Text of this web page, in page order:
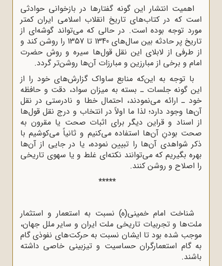
اهمیت انتشار این گونه گفتارها در بازخوانی حوادثی
است که در کتاب‌های تاریخ انقلاب اسلامی ایران کمتر
مورد توجه بوده است. در حالی که می‌تواند گوشه‌ای از
تاریخ پر حادثه بین سال‌های 1340 تا 1357 را روشن کند و
از طرفی از لابلای این نقل قول‌ها سیره و روش حضرت
امام و برخی از مبارزین و مبارزات آن‌ها روشن‌تر گردد.
با توجه به این‌که منابع ساواک گزارش‌های خود را از
این گونه جلسات ـ بسته به میزان سواد، دقت و حافظه
خود ـ ارائه می‌نمودند، احتمال خطا و نادرستی در نقل
آن‌ها وجود دارد؛ لذا ما اولاً در انتخاب و درج نقل قول‌ها
از اسناد و قراین دیگر برای اثبات صحت یا مقرون به
صحت بودنِ آن‌ها استفاده می‌کنیم و ثانیاً می‌کوشیم با
ذکر شواهدی آن‌ها را تبیین نموده، یا در جایی از آن‌ها
بهره بگیریم که می‌توانند نکته‌ای غلط و یا سهوی تاریخی
را اصلاح و روشن کنند.
**
***
شناخت امام خمینی(ه) نسبت به استعمار و استثمار
ملت‌ها و تجربیات تاریخی ملت ایران و سایر ملل جهان،
موجب شده بود تا ایشان نسبت به حرکت‌های نفوذی گام
به گام استعمارگران حساسیت و تیزبینی خاصی داشته
باشند.